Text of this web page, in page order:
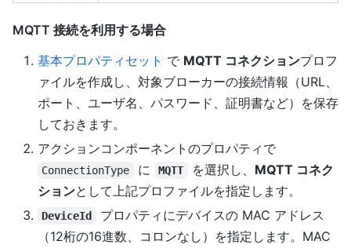
MQTT 接続を利用する場合
基本プロパティセット で MQTT コネクションプロフ
ァイルを作成し、対象ブローカーの接続情報（URL、
ポート、ユーザ名、パスワード、証明書など）を保存
しておきます。
アクションコンポーネントのプロパティで
ConnectionType に MQTT を選択し、 MQTT コネク
ションとして上記プロファイルを指定します。
DeviceId
プロパティにデバイスの MAC アドレス
（12桁の16進数、コロンなし）を指定します。MAC